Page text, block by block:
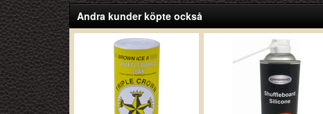
Andra kunder köpte också